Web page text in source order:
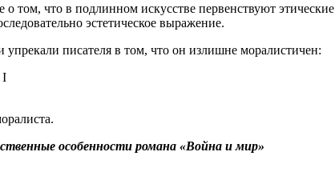
о том, что в подлинном искусстве первенствуют
эстетическое выражение.
писателя в том, что он излишне моралистичен:
I
особенности романа «Война и мир»